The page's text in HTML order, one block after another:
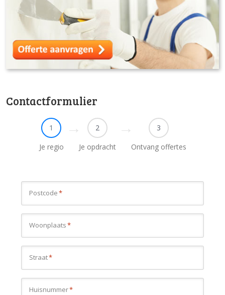
Contactformulier
1
Je regio
2
Je opdracht
3
Ontvang offertes
Postcode*
Woonplaats*
Straat*
Huisnummer*